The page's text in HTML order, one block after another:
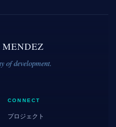
of development.
CONNECT
プロジェクト